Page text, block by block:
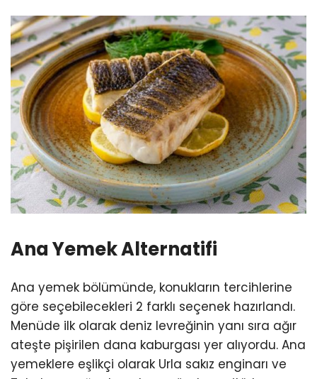
Ana Yemek Alternatifi
Ana yemek bölümünde, konukların tercihlerine
göre seçebilecekleri 2 farklı seçenek hazırlandı.
Menüde ilk olarak deniz levreğinin yanı sıra ağır
ateşte pişirilen dana kaburgası yer alıyordu. Ana
yemeklere eşlikçi olarak Urla sakız enginarı ve